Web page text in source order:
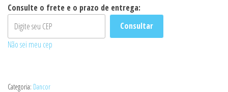
PF-
17
1.0CV
127/220V
Consulte o frete e o prazo de entrega:
Consultar
Não sei meu cep
Categoria: Dancor